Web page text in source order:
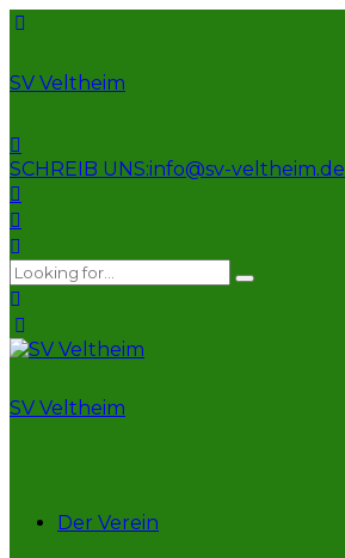
SV Veltheim
SCHREIB UNS:info@sv-veltheim.de
SV Veltheim
Der Verein